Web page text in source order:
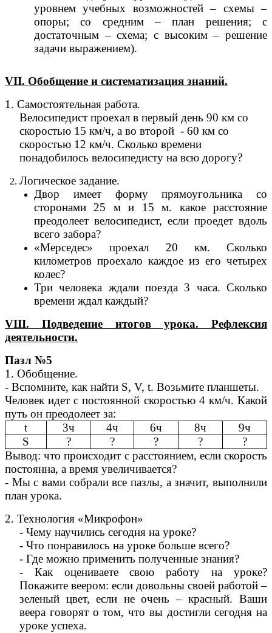
уровнем учебных возможностей – схемы –
опоры; со средним – план решения; с
достаточным – схема; с высоким – решение
задачи выражением).
VII. Обобщение и систематизация знаний.
1. Самостоятельная работа.
Велосипедист проехал в первый день 90 км со
скоростью 15 км/ч, а во второй - 60 км со
скоростью 12 км/ч. Сколько времени
понадобилось велосипедисту на всю дорогу?
Логическое задание.
Двор имеет форму прямоугольника со
сторонами 25 м и 15 м. какое расстояние
преодолеет велосипедист, если проедет вдоль
всего забора?
«Мерседес» проехал 20 км. Сколько
километров проехало каждое из его четырех
колес?
Три человека ждали поезда 3 часа. Сколько
времени ждал каждый?
VIII. Подведение итогов урока. Рефлексия
деятельности.
Пазл №5
1. Обобщение.
- Вспомните, как найти S, V, t. Возьмите планшеты.
Человек идет с постоянной скоростью 4 км/ч. Какой
путь он преодолеет за:
t
3ч 4ч 6ч 8ч
9ч
S
? ? ? ?
?
Вывод: что происходит с расстоянием, если скорость
постоянна, а время увеличивается?
- Мы с вами собрали все пазлы, а значит, выполнили
план урока.
2. Технология «Микрофон»
- Чему научились сегодня на уроке?
- Что понравилось на уроке больше всего?
- Где можно применить полученные знания?
- Как оцениваете свою работу на уроке?
Покажите веером: если довольны своей работой –
зеленый цвет, если не очень – красный. Ваши
веера говорят о том, что вы достигли сегодня на
уроке успеха.